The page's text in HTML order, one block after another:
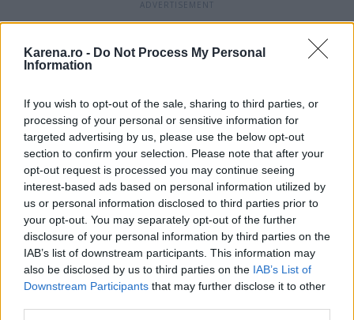
Karena.ro - Do Not Process My Personal
Information
If you wish to opt-out of the sale, sharing to third parties, or
processing of your personal or sensitive information for
targeted advertising by us, please use the below opt-out
section to confirm your selection. Please note that after your
opt-out request is processed you may continue seeing
interest-based ads based on personal information utilized by
us or personal information disclosed to third parties prior to
your opt-out. You may separately opt-out of the further
disclosure of your personal information by third parties on the
IAB’s list of downstream participants. This information may
also be disclosed by us to third parties on the IAB’s List of
Downstream Participants that may further disclose it to other
Scorpion
Scorpionul își vindecă sufletul și primește
oportunități impresionante din partea Universului
situație vor fi puși și vor urca pe scara socială și
financiară până la jumătatea lunii august, mai ales
dacă sunt antreprenori sau proprietarii unei mici
afaceri ori dacă doresc să se lanseze în
antreprenoriat. Nici dragostea nu vă va ocoli, dragi
Scorpioni, și veți avea șansa ca în vara anului 2024
să renunțați la frustrările legate de anumiți foști, să
vă eliberați inima și să găsiți persoana care vă este
menită.